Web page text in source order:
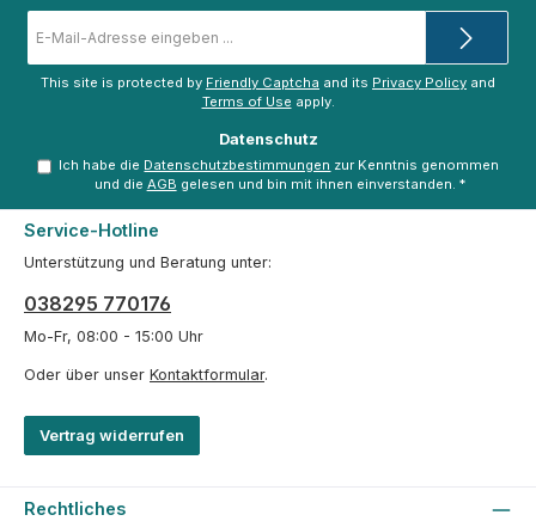
Mail-
Adresse
This site is protected by Friendly Captcha and its Privacy Policy and
Terms of Use apply.
Datenschutz
Ich habe die Datenschutzbestimmungen zur Kenntnis genommen
und die AGB gelesen und bin mit ihnen einverstanden. *
Service-Hotline
Unterstützung und Beratung unter:
038295 770176
Mo-Fr, 08:00 - 15:00 Uhr
Oder über unser Kontaktformular.
Vertrag widerrufen
Rechtliches